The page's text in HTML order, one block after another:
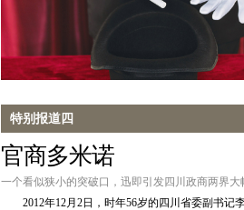
特别报道四
官商多米诺
一个看似狭小的突破口，迅即引发四川政商两界
2012年12月2日，时年56岁的四川省委副书记